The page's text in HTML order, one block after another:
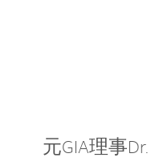
元GIA理事